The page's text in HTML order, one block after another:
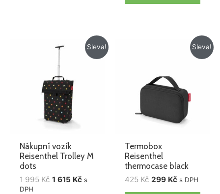
Sleva!
Nákupní vozík
Reisenthel Trolley M
dots
1 995Kč
Původní
cena
995 Kč.
1 615 Kč
Aktuální
cena
s
DPH
Sleva!
Termobox
Reisenthel
thermocase black
425Kč 299 Kč
Aktuální
cena
s DPH